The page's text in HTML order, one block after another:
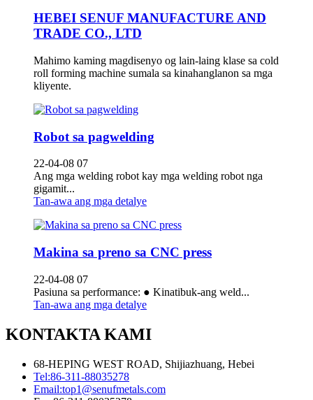
HEBEI SENUF MANUFACTURE AND
TRADE CO., LTD
Mahimo kaming magdisenyo og lain-laing klase sa cold
roll forming machine sumala sa kinahanglanon sa mga
kliyente.
Robot sa pagwelding
22-04-08 07
Ang mga welding robot kay mga welding robot nga
gigamit...
Tan-awa ang mga detalye
Makina sa preno sa CNC press
22-04-08 07
Pasiuna sa performance: ● Kinatibuk-ang weld...
Tan-awa ang mga detalye
KONTAKTA KAMI
68-HEPING WEST ROAD, Shijiazhuang, Hebei
Tel:86-311-88035278
Email:top1@senufmetals.com